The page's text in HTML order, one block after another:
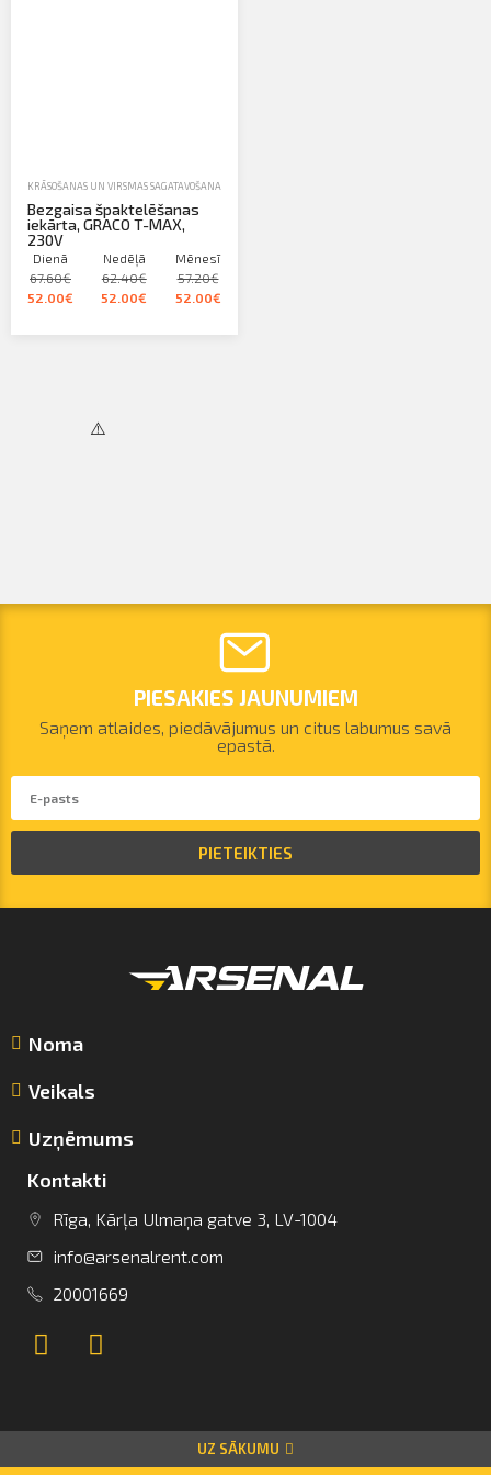
info@arsenalrent.com
+37120001669
KRĀSOŠANAS UN VIRSMAS SAGATAVOŠANAS IEKĀRTAS
Bezgaisa špaktelēšanas
iekārta, GRACO T-MAX,
230V
Dienā
67.60€
52.00€
Nedēļā
62.40€
52.00€
Mēnesī
57.20€
52.00€
PIESAKIES JAUNUMIEM
Saņem atlaides, piedāvājumus un citus labumus savā
epastā.
PIETEIKTIES
Noma
Veikals
Uzņēmums
Kontakti
Rīga, Kārļa Ulmaņa gatve 3, LV-1004
info@arsenalrent.com
20001669
UZ SĀKUMU